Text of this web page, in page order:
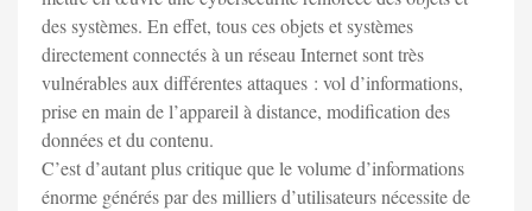
des systèmes. En effet, tous ces objets et systèmes
directement connectés à un réseau Internet sont très
vulnérables aux différentes attaques : vol d’informations,
prise en main de l’appareil à distance, modification des
données et du contenu.
C’est d’autant plus critique que le volume d’informations
énorme générés par des milliers d’utilisateurs nécessite de